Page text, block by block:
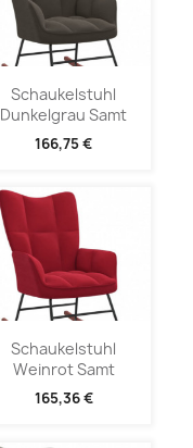
Schaukelstuhl
Dunkelgrau Samt
166,75 €
Schaukelstuhl
Weinrot Samt
165,36 €